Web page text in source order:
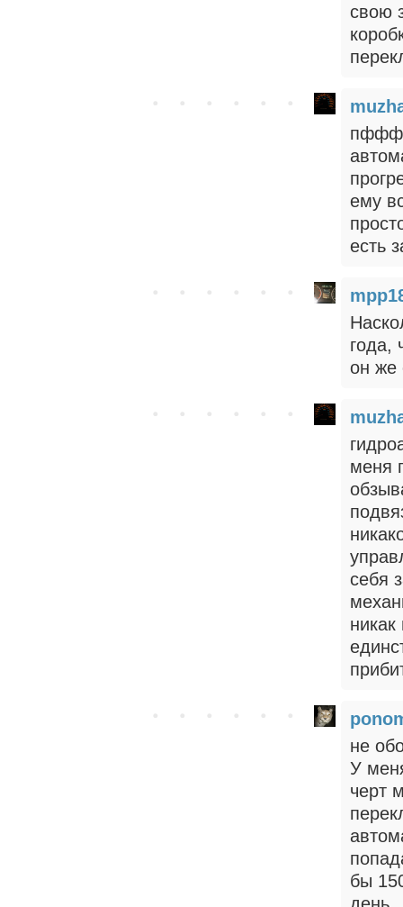
свою
пффф)
ему
есть
года,
он же
меня
себя
не
У
черт
бы
день.